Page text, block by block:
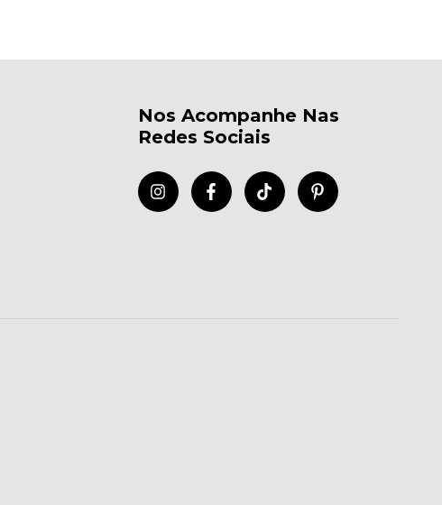
Nos Acompanhe Nas
Redes Sociais